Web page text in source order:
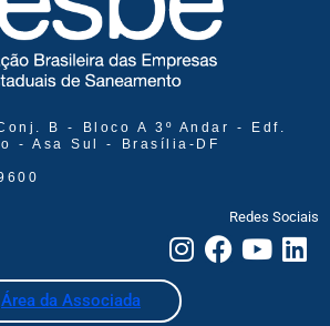
B - Bloco A 3º Andar - Edf.
- Asa Sul - Brasília-DF
Redes Sociais
Área da Associada